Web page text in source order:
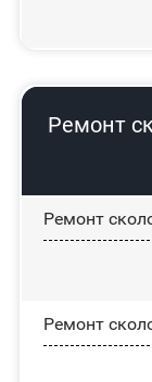
Ремонт
Ремонт
Ремонт